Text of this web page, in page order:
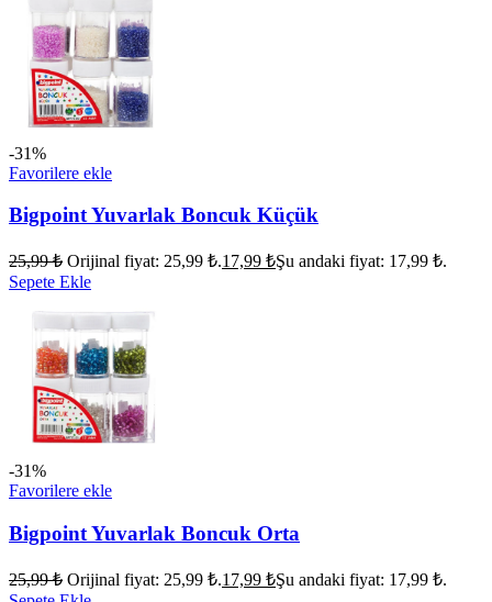
-31%
Favorilere ekle
Bigpoint Yuvarlak Boncuk Küçük
25,99₺ Orijinal fiyat: 25,99 ₺.17,99 ₺Şu andaki fiyat: 17,99 ₺.
Sepete Ekle
-31%
Favorilere ekle
Bigpoint Yuvarlak Boncuk Orta
25,99₺ Orijinal fiyat: 25,99 ₺.17,99 ₺Şu andaki fiyat: 17,99 ₺.